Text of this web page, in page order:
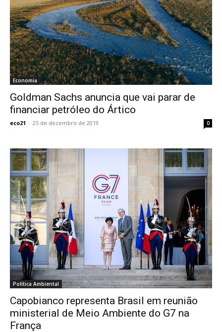
Economia
Goldman Sachs anuncia que vai parar de
financiar petróleo do Ártico
eco21 - 25 de dezembro de 2019 0
Política Ambiental
Capobianco representa Brasil em reunião
ministerial de Meio Ambiente do G7 na
França